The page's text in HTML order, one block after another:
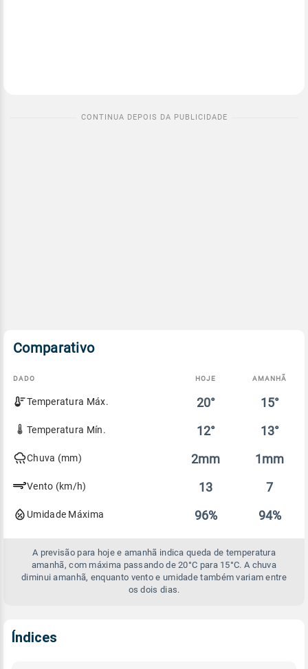
Comparativo
Comparativo
entre
previsão
hoje
DADO HOJE AMANHÃ
Temperatura Máx. 20° 15°
Temperatura Mín. 12° 13°
Chuva (mm) 2mm 1mm
Vento (km/h) 13 7
Umidade Máxima 96% 94%
A previsão para hoje e amanhã indica queda de temperatura
amanhã, com máxima passando de 20°C para 15°C. A chuva
diminui amanhã, enquanto vento e umidade também variam entre
os dois dias.
Índices